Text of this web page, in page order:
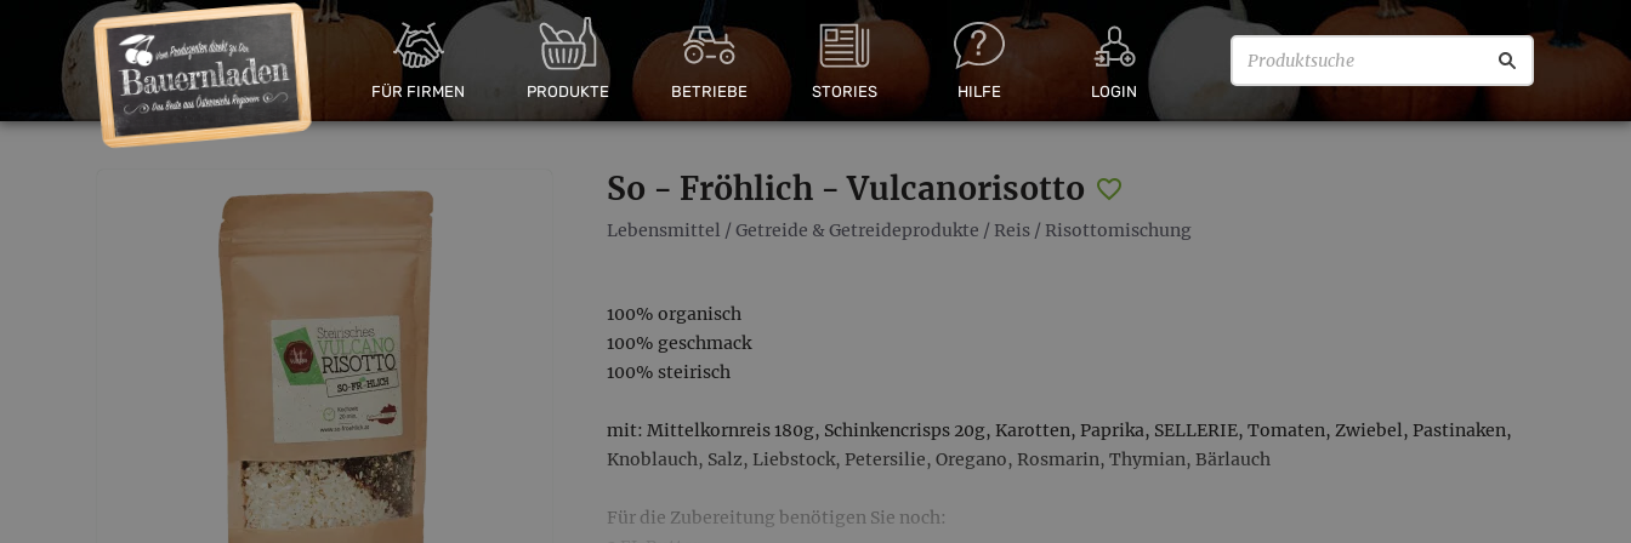
FÜR FIRMEN PRODUKTE BETRIEBE STORIES HILFE LOGIN
So - Fröhlich - Vulcanorisotto
Lebensmittel / Getreide & Getreideprodukte / Reis / Risottomischung
100% organisch
100% geschmack
100% steirisch
mit: Mittelkornreis 180g, Schinkencrisps 20g, Karotten, Paprika, SELLERIE, Tomaten, Zwiebel, Pastinaken,
Knoblauch, Salz, Liebstock, Petersilie, Oregano, Rosmarin, Thymian, Bärlauch
Für die Zubereitung benötigen Sie noch: